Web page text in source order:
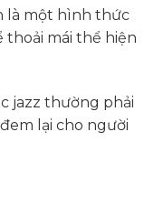
là một hình thức
thoải mái thể hiện
jazz thường phải
lại cho người